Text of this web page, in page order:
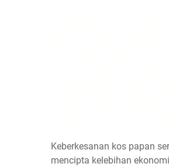
Keberkesanan kos papan
mencipta kelebihan